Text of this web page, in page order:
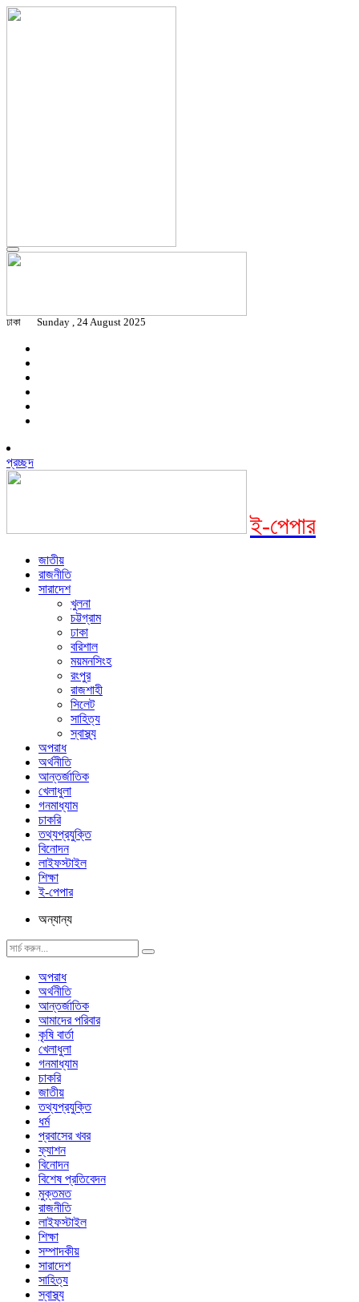
ঢাকা Sunday , 24 August 2025
প্রচ্ছদ
ই-পেপার
জাতীয়
রাজনীতি
সারাদেশ
খুলনা
চট্টগ্রাম
ঢাকা
বরিশাল
ময়মনসিংহ
রংপুর
রাজশাহী
সিলেট
সাহিত্য
স্বাস্থ্য
অপরাধ
অর্থনীতি
আন্তর্জাতিক
খেলাধুলা
গনমাধ্যাম
চাকরি
তথ্যপ্রযুক্তি
বিনোদন
লাইফস্টাইল
শিক্ষা
ই-পেপার
অন্যান্য
অপরাধ
অর্থনীতি
আন্তর্জাতিক
আমাদের পরিবার
কৃষি বার্তা
খেলাধুলা
গনমাধ্যাম
চাকরি
জাতীয়
তথ্যপ্রযুক্তি
ধর্ম
প্রবাসের খবর
ফ্যাশন
বিনোদন
বিশেষ প্রতিবেদন
মুক্তমত
রাজনীতি
লাইফস্টাইল
শিক্ষা
সম্পাদকীয়
সারাদেশ
সাহিত্য
স্বাস্থ্য